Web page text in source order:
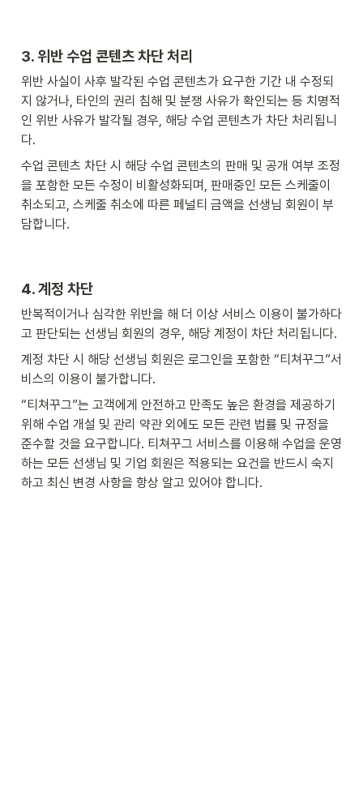
3. 위반 수업 콘텐츠 차단 처리
위반 사실이 사후 발각된 수업 콘텐츠가 요구한 기간 내 수정되
지 않거나, 타인의 권리 침해 및 분쟁 사유가 확인되는 등 치명적
인 위반 사유가 발각될 경우, 해당 수업 콘텐츠가 차단 처리됩니
다.
수업 콘텐츠 차단 시 해당 수업 콘텐츠의 판매 및 공개 여부 조정
을 포함한 모든 수정이 비활성화되며, 판매중인 모든 스케줄이
취소되고, 스케줄 취소에 따른 페널티 금액을 선생님 회원이 부
담합니다.
4. 계정 차단
반복적이거나 심각한 위반을 해 더 이상 서비스 이용이 불가하다
고 판단되는 선생님 회원의 경우, 해당 계정이 차단 처리됩니다.
계정 차단 시 해당 선생님 회원은 로그인을 포함한 “티쳐꾸그”서
비스의 이용이 불가합니다.
“티쳐꾸그”는 고객에게 안전하고 만족도 높은 환경을 제공하기
위해 수업 개설 및 관리 약관 외에도 모든 관련 법률 및 규정을
준수할 것을 요구합니다. 티쳐꾸그 서비스를 이용해 수업을 운영
하는 모든 선생님 및 기업 회원은 적용되는 요건을 반드시 숙지
하고 최신 변경 사항을 항상 알고 있어야 합니다.